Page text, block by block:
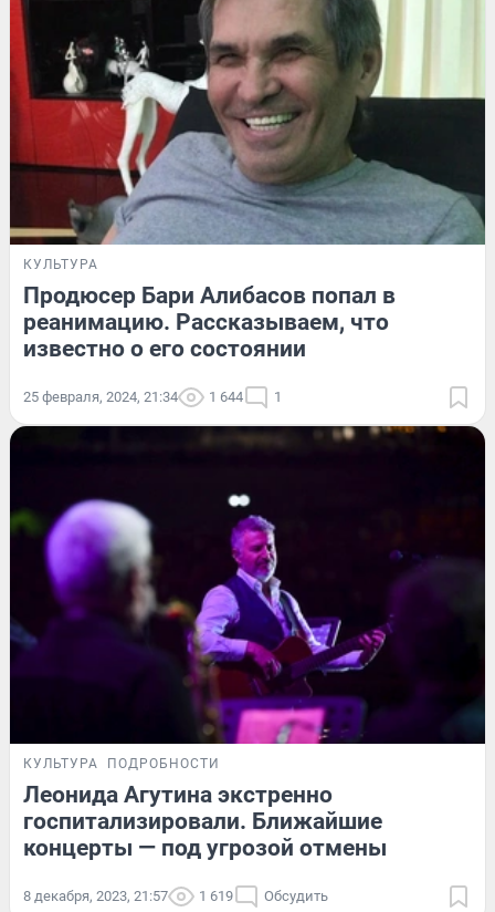
КУЛЬТУРА
Продюсер Бари Алибасов попал в
реанимацию. Рассказываем, что
известно о его состоянии
25 февраля, 2024, 21:34 1 644 1
КУЛЬТУРА ПОДРОБНОСТИ
Леонида Агутина экстренно
госпитализировали. Ближайшие
концерты — под угрозой отмены
8 декабря, 2023, 21:57 1 619 Обсудить